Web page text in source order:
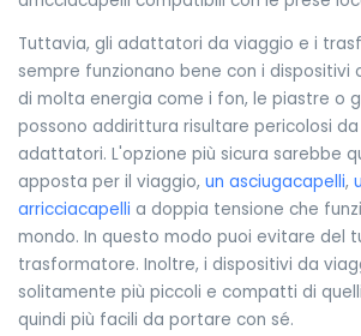
Tuttavia, gli adattatori da viaggio e i
sempre funzionano bene con i dispositivi
di molta energia come i fon, le piastre o
possono addirittura risultare pericolosi
adattatori. L'opzione più sicura sarebbe
apposta per il viaggio, un asciugacapelli,
arricciacapelli a doppia tensione che
mondo. In questo modo puoi evitare del
trasformatore. Inoltre, i dispositivi da
solitamente più piccoli e compatti di
quindi più facili da portare con sé.